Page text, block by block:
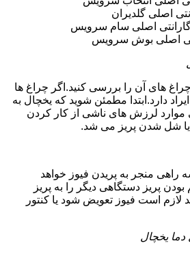
اصلی گلدیران
اصلی سام سرویس
اصلی بوش سرویس
های آن را بررسی کنید.اگر چراغ ها
دارد.ابتدا مطمئن شوید که یخچال به
لرزش های ناشی از کار کردن
شل شدن پریز می شد.
راهی منجر به پریدن فیوز خواهد
پریز دستگاهی دیگر را به پریز
است فیوز تعویض شود یا کنتور
دما یخچال